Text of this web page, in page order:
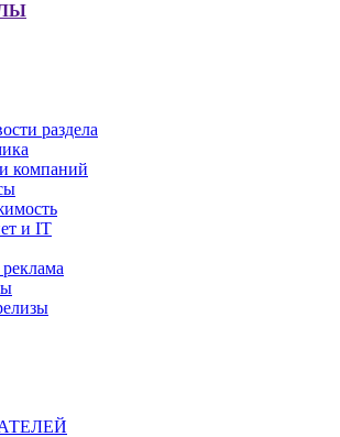
раздела
компаний
и IT